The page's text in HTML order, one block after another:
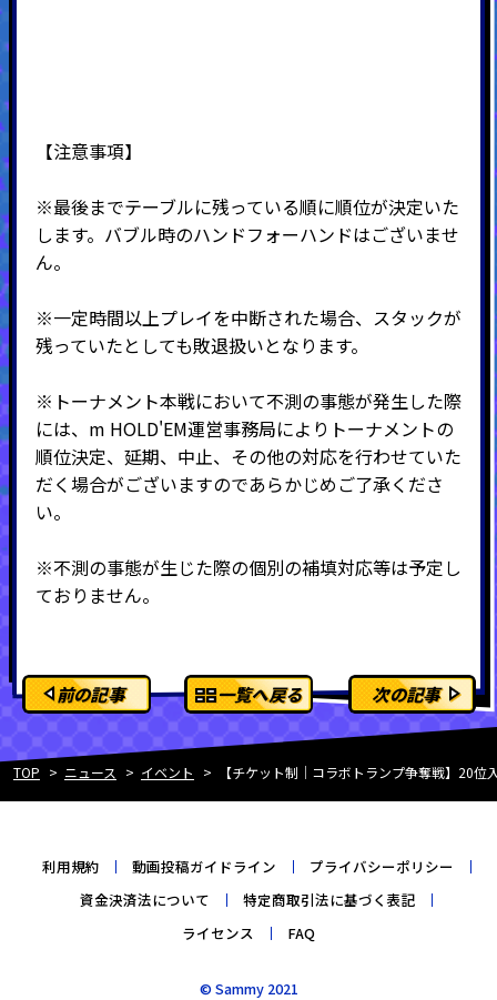
【注意事項】
※最後までテーブルに残っている順に順位が決定いた
します。バブル時のハンドフォーハンドはございませ
ん。
※一定時間以上プレイを中断された場合、スタックが
残っていたとしても敗退扱いとなります。
※トーナメント本戦において不測の事態が発生した際
には、m HOLD'EM運営事務局によりトーナメントの
順位決定、延期、中止、その他の対応を行わせていた
だく場合がございますのであらかじめご了承くださ
い。
※不測の事態が生じた際の個別の補填対応等は予定し
ておりません。
前の記事 一覧へ戻る 次の記事
TOP ニュース イベント 【チケット制｜コラボトランプ争奪戦】20
© Sammy 2021
利用規約 動画投稿ガイドライン
プライバシーポリシー
資金決済法について
特定商取引法に基づく表記
ライセンス
FAQ